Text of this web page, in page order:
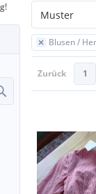
Muster
Blusen /
Zurück 1